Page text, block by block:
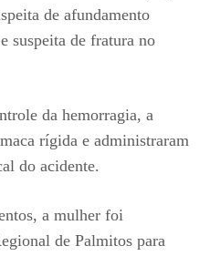
de afundamento
suspeita de fratura no
da hemorragia, a
rígida e administraram
do acidente.
a mulher foi
de Palmitos para